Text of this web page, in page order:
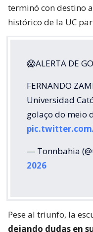
terminó con destino
histórico de la UC
😱ALERTA DE
FERNANDO
Universidad
golaço do meio
— Tonnbahia
2026
Pese al triunfo, la
dejando dudas en